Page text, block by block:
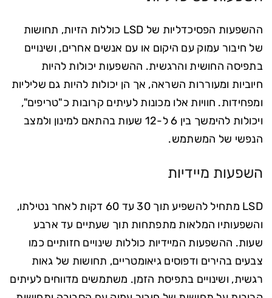
ההשפעות הפסיכדליות של LSD כוללות הזיות, תחושות
של חיבור עמוק עם היקום או עם אנשים אחרים, ושינויים
בתפיסה החושית והרגשית. ההשפעות יכולות להיות
חיוביות ומעוררות השראה, אך הן יכולות להיות גם שליליות
ומפחידות. חוויות אלו מכונות לעיתים קרובות כ"טריפים",
ויכולות להימשך בין 6 ל-12 שעות בהתאם למינון ולמצב
הנפשי של המשתמש.
השפעות מיידיות
LSD מתחיל להשפיע תוך 30 עד 60 דקות לאחר נטילתו,
והשפעותיו המלאות מתפתחות תוך שעתיים עד ארבע
שעות. ההשפעות המיידיות כוללות שינויים חזותיים כמו
צבעים בהירים ודפוסים גיאומטריים, תחושות של גאות
רגשית, ושינויים בתפיסת הזמן. משתמשים מדווחים לעיתים